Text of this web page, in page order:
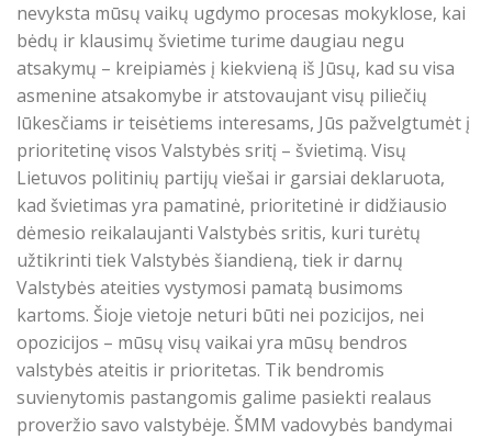
nevyksta mūsų vaikų ugdymo procesas mokyklose, kai
bėdų ir klausimų švietime turime daugiau negu
atsakymų – kreipiamės į kiekvieną iš Jūsų, kad su visa
asmenine atsakomybe ir atstovaujant visų piliečių
lūkesčiams ir teisėtiems interesams, Jūs pažvelgtumėt į
prioritetinę visos Valstybės sritį – švietimą. Visų
Lietuvos politinių partijų viešai ir garsiai deklaruota,
kad švietimas yra pamatinė, prioritetinė ir didžiausio
dėmesio reikalaujanti Valstybės sritis, kuri turėtų
užtikrinti tiek Valstybės šiandieną, tiek ir darnų
Valstybės ateities vystymosi pamatą busimoms
kartoms. Šioje vietoje neturi būti nei pozicijos, nei
opozicijos – mūsų visų vaikai yra mūsų bendros
valstybės ateitis ir prioritetas. Tik bendromis
suvienytomis pastangomis galime pasiekti realaus
proveržio savo valstybėje. ŠMM vadovybės bandymai